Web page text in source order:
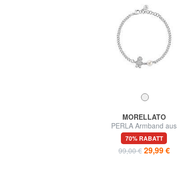
MORELLATO
PERLA Armband aus
925er Silber
70% RABATT
99,00 € 29,99 €